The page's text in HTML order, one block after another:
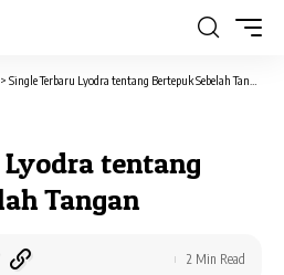
> Single Terbaru Lyodra tentang Bertepuk Sebelah Tangan
tentang
Tangan
2 Min Read